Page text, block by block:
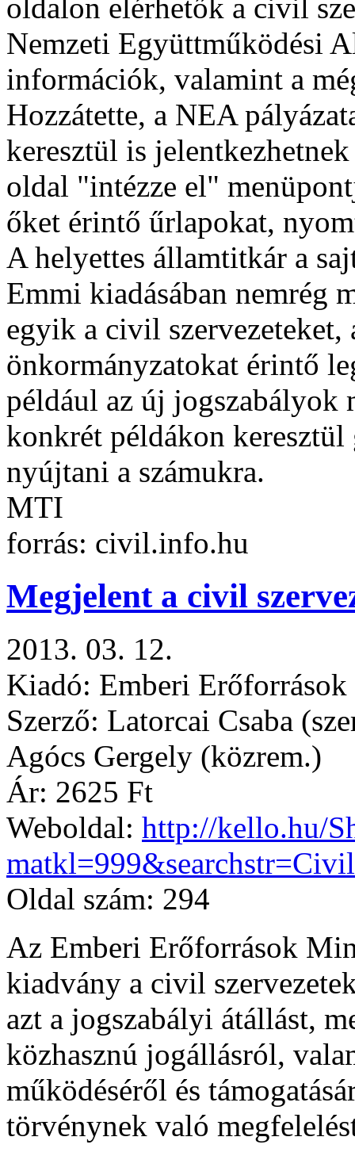
oldalon elérhetők a civil
Nemzeti Együttműködési
információk, valamint a
Hozzátette, a NEA
keresztül is
oldal "intézze el"
őket érintő űrlapokat,
A helyettes államtitkár a
Emmi kiadásában nemrég
egyik a civil szervezeteket,
önkormányzatokat érintő
például az új jogszabályok
konkrét példákon
nyújtani a számukra.
MTI
forrás: civil.info.hu
Megjelent a civil
2013. 03. 12.
Kiadó: Emberi
Szerző: Latorcai Csaba
Agócs Gergely (közrem.)
Ár: 2625 Ft
Weboldal: http://kello.hu/
Oldal szám: 294
Az Emberi Erőforrások
kiadvány a civil
azt a jogszabályi átállást,
közhasznú jogállásról,
működéséről és
törvénynek való